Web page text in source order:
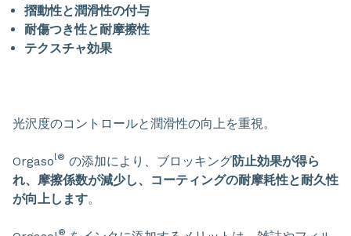
摺動性と潤滑性の付与
耐傷つき性と耐摩擦性
テクスチャ効果
光沢度のコントロールと潤滑性の向上を重視。
Orgasol® の添加により、ブロッキング防止効果が得ら
れ、摩擦係数が減少し、コーティングの耐摩耗性と耐久性
が向上します。
®